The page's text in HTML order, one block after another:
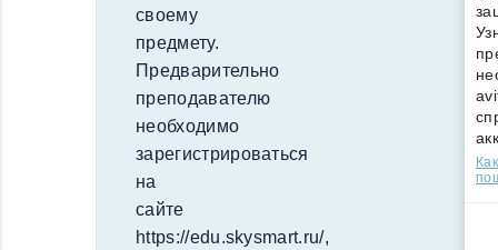
своему
предмету.
Предварительно
преподавателю
необходимо
зарегистрироваться
на
сайте
https://edu.skysmart.ru/,